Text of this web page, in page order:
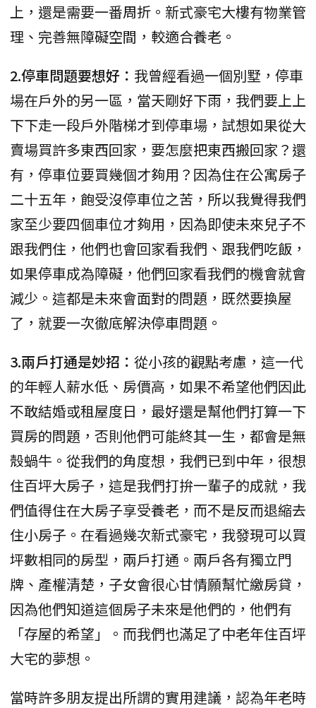
上，還是需要一番周折。新式豪宅大樓有物業管
理、完善無障礙空間，較適合養老。
2.停車問題要想好： 我曾經看過一個別墅，停車
場在戶外的另一區，當天剛好下雨，我們要上上
下下走一段戶外階梯才到停車場，試想如果從大
賣場買許多東西回家，要怎麼把東西搬回家？還
有，停車位要買幾個才夠用？因為住在公寓房子
二十五年，飽受沒停車位之苦，所以我覺得我們
家至少要四個車位才夠用，因為即使未來兒子不
跟我們住，他們也會回家看我們、跟我們吃飯，
如果停車成為障礙，他們回家看我們的機會就會
減少。這都是未來會面對的問題，既然要換屋
了，就要一次徹底解決停車問題。
3.兩戶打通是妙招： 從小孩的觀點考慮，這一代
的年輕人薪水低、房價高，如果不希望他們因此
不敢結婚或租屋度日，最好還是幫他們打算一下
買房的問題，否則他們可能終其一生，都會是無
殼蝸牛。從我們的角度想，我們已到中年，很想
住百坪大房子，這是我們打拚一輩子的成就，我
們值得住在大房子享受養老，而不是反而退縮去
住小房子。在看過幾次新式豪宅，我發現可以買
坪數相同的房型，兩戶打通。兩戶各有獨立門
牌、產權清楚，子女會很心甘情願幫忙繳房貸，
因為他們知道這個房子未來是他們的，他們有
「存屋的希望」。而我們也滿足了中老年住百坪
大宅的夢想。
當時許多朋友提出所謂的實用建議，認為年老時